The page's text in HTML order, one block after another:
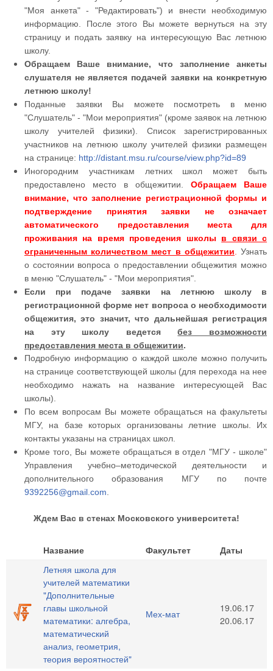
"Моя анкета" - "Редактировать") и внести необходимую
информацию. После этого Вы можете вернуться на эту
страницу и подать заявку на интересующую Вас летнюю
школу.
Обращаем Ваше внимание, что заполнение анкеты
слушателя не является подачей заявки на конкретную
летнюю школу!
Поданные заявки Вы можете посмотреть в меню
"Слушатель" - "Мои мероприятия" (кроме заявок на летнюю
школу учителей физики). Список зарегистрированных
участников на летнюю школу учителей физики размещен
на странице: http://distant.msu.ru/course/view.php?id=89
Иногородним участникам летних школ может быть
предоставлено место в общежитии. Обращаем Ваше
внимание, что заполнение регистрационной формы и
подтверждение принятия заявки не означает
автоматического предоставления места для
проживания на время проведения школы в связи с
ограниченным количеством мест в общежитии
Узнать
о состоянии вопроса о предоставлении общежития можно
в меню "Слушатель" - "Мои мероприятия".
Если при подаче заявки на летнюю школу в
регистрационной форме нет вопроса о необходимости
общежития, это значит, что дальнейшая регистрация
на эту школу ведетсябез возможности
предоставления места в общежитии.
Подробную информацию о каждой школе можно получить
на странице соответствующей школы (для перехода на нее
необходимо нажать на название интересующей Вас
школы).
По всем вопросам Вы можете обращаться на факультеты
МГУ, на базе которых организованы летние школы. Их
контакты указаны на страницах школ.
Кроме того, Вы можете обращаться в отдел "МГУ - школе"
Управления учебно–методической деятельности и
дополнительного образования МГУ по почте
9392256@gmail.com
Ждем Вас в стенах Московского университета!
Название Факультет
Даты
Летняя школа для
учителей математики
"Дополнительные
главы школьной
математики: алгебра,
математический
анализ, геометрия,
теория вероятностей"
Мех-мат
19.06.17
20.06.17